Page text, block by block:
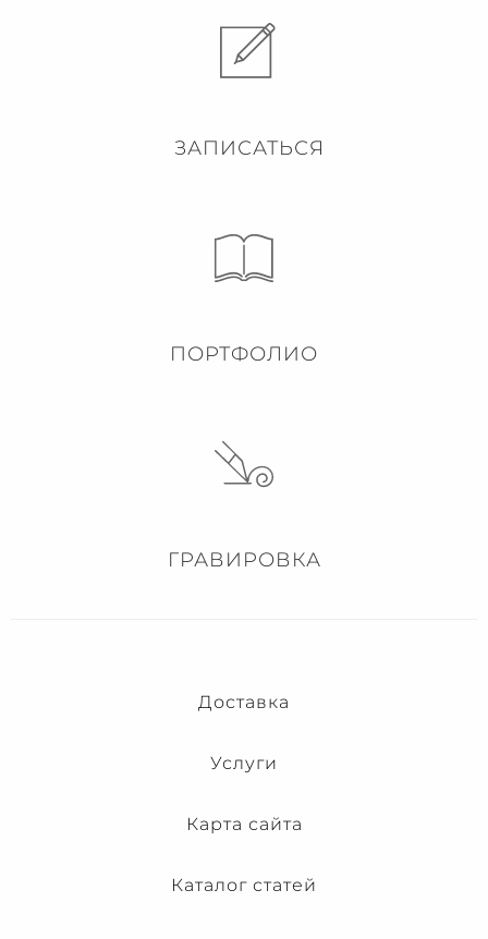
ЗАПИСАТЬСЯ
ПОРТФОЛИО
ГРАВИРОВКА
Доставка
Услуги
Карта сайта
Каталог статей